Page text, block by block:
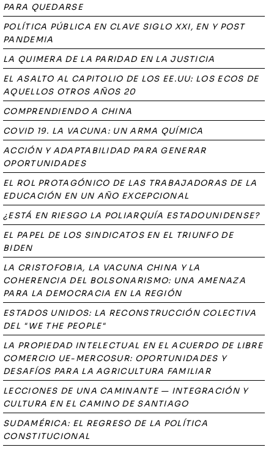
PARA QUEDARSE
POLÍTICA PÚBLICA EN CLAVE SIGLO XXI, EN Y POST
PANDEMIA
LA QUIMERA DE LA PARIDAD EN LA JUSTICIA
EL ASALTO AL CAPITOLIO DE LOS EE.UU: LOS ECOS DE
AQUELLOS OTROS AÑOS 20
COMPRENDIENDO A CHINA
COVID 19. LA VACUNA: UN ARMA QUÍMICA
ACCIÓN Y ADAPTABILIDAD PARA GENERAR
OPORTUNIDADES
EL ROL PROTAGÓNICO DE LAS TRABAJADORAS DE LA
EDUCACIÓN EN UN AÑO EXCEPCIONAL
¿ESTÁ EN RIESGO LA POLIARQUÍA ESTADOUNIDENSE?
EL PAPEL DE LOS SINDICATOS EN EL TRIUNFO DE
BIDEN
LA CRISTOFOBIA, LA VACUNA CHINA Y LA
COHERENCIA DEL BOLSONARISMO: UNA AMENAZA
PARA LA DEMOCRACIA EN LA REGIÓN
ESTADOS UNIDOS: LA RECONSTRUCCIÓN COLECTIVA
DEL "WE THE PEOPLE"
LA PROPIEDAD INTELECTUAL EN EL ACUERDO DE LIBRE
COMERCIO UE-MERCOSUR: OPORTUNIDADES Y
DESAFÍOS PARA LA AGRICULTURA FAMILIAR
LECCIONES DE UNA CAMINANTE — INTEGRACIÓN Y
CULTURA EN EL CAMINO DE SANTIAGO
SUDAMÉRICA: EL REGRESO DE LA POLÍTICA
CONSTITUCIONAL